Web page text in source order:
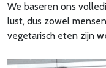
We baseren ons
lust, dus zowel
vegetarisch eten zijn